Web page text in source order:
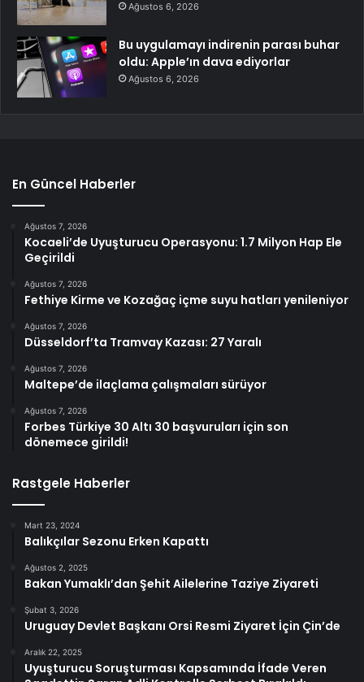
Ağustos 6, 2026
Bu uygulamayı indirenin parası buhar
oldu: Apple’ın dava ediyorlar
Ağustos 6, 2026
En Güncel Haberler
Ağustos 7, 2026
Kocaeli’de Uyuşturucu Operasyonu: 1.7 Milyon Hap Ele
Geçirildi
Ağustos 7, 2026
Fethiye Kirme ve Kozağaç içme suyu hatları yenileniyor
Ağustos 7, 2026
Düsseldorf’ta Tramvay Kazası: 27 Yaralı
Ağustos 7, 2026
Maltepe’de ilaçlama çalışmaları sürüyor
Ağustos 7, 2026
Forbes Türkiye 30 Altı 30 başvuruları için son
dönemece girildi!
Rastgele Haberler
Mart 23, 2024
Balıkçılar Sezonu Erken Kapattı
Ağustos 2, 2025
Bakan Yumaklı’dan Şehit Ailelerine Taziye Ziyareti
Şubat 3, 2026
Uruguay Devlet Başkanı Orsi Resmi Ziyaret İçin Çin’de
Aralık 22, 2025
Uyuşturucu Soruşturması Kapsamında İfade Veren